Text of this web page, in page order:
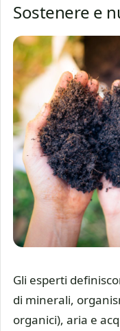
Sostenere e
Gli esperti
di minerali,
organici), aria e